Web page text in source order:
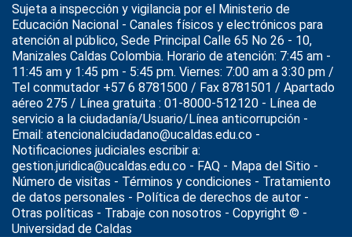
Sujeta a inspección y vigilancia por el Ministerio de
Educación Nacional - Canales físicos y electrónicos para
atención al público, Sede Principal Calle 65 No 26 - 10,
Manizales Caldas Colombia. Horario de atención: 7:45 am -
11:45 am y 1:45 pm - 5:45 pm. Viernes: 7:00 am a 3:30 pm /
Tel conmutador +57 6 8781500 / Fax 8781501 / Apartado
aéreo 275 / Línea gratuita : 01-8000-512120 - Línea de
servicio a la ciudadanía/Usuario/Línea anticorrupción -
Email: atencionalciudadano@ucaldas.edu.co -
Notificaciones judiciales escribir a:
gestion.juridica@ucaldas.edu.co - FAQ - Mapa del Sitio -
Número de visitas - Términos y condiciones - Tratamiento
de datos personales - Política de derechos de autor -
Otras políticas - Trabaje con nosotros - Copyright © -
Universidad de Caldas